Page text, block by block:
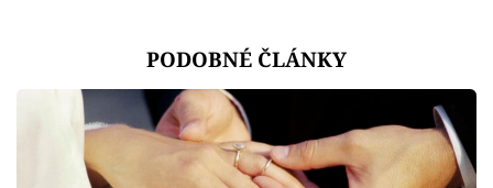
PODOBNÉ ČLÁNKY